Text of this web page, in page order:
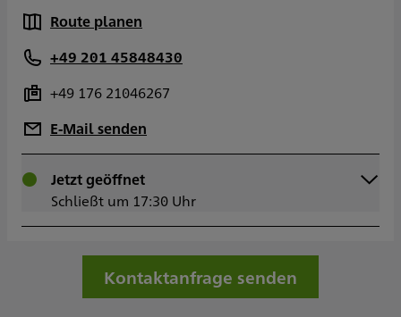
Route planen
+49 201 45848430
+49 176 21046267
E-Mail senden
Jetzt geöffnet
Schließt um 17:30 Uhr
Montag
Dienstag
Mittwoch
09:30 - 17:30
Kontaktanfrage senden